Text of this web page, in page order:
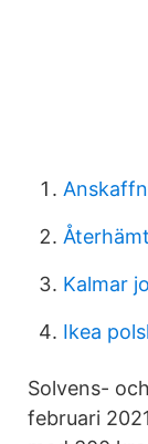
Kalmar
Ikea
Solvens-
februari